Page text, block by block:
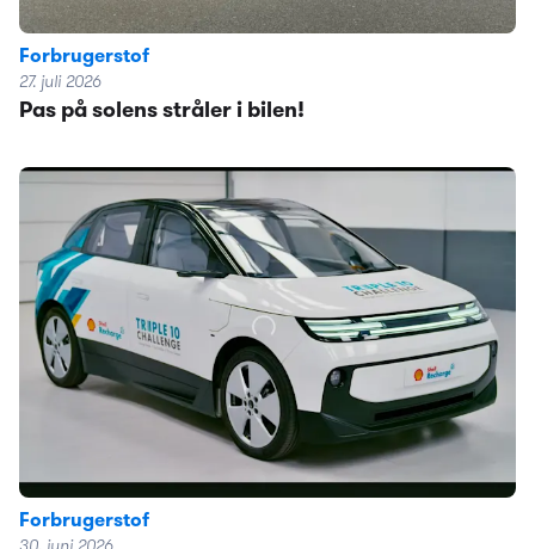
Forbrugerstof
27. juli 2026
Pas på solens stråler i bilen!
Forbrugerstof